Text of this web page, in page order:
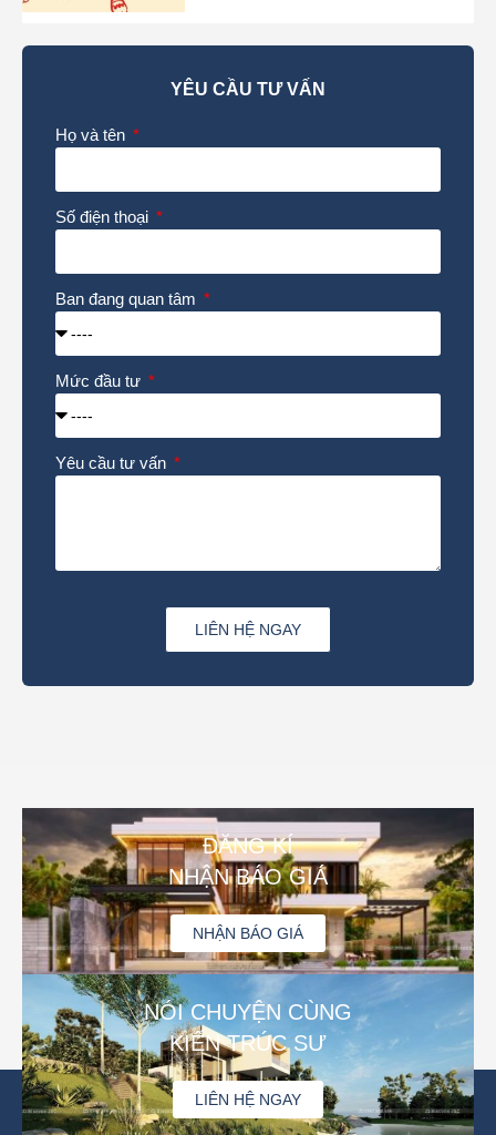
YÊU CẦU TƯ VẤN
Họ và tên
Số điện thoại
Ban đang quan tâm
Mức đầu tư
Yêu cầu tư vấn
LIÊN HỆ NGAY
ĐĂNG KÍ
NHẬN BÁO GIÁ
NHẬN BÁO GIÁ
NÓI CHUYỆN CÙNG
KIẾN TRÚC SƯ
LIÊN HỆ NGAY